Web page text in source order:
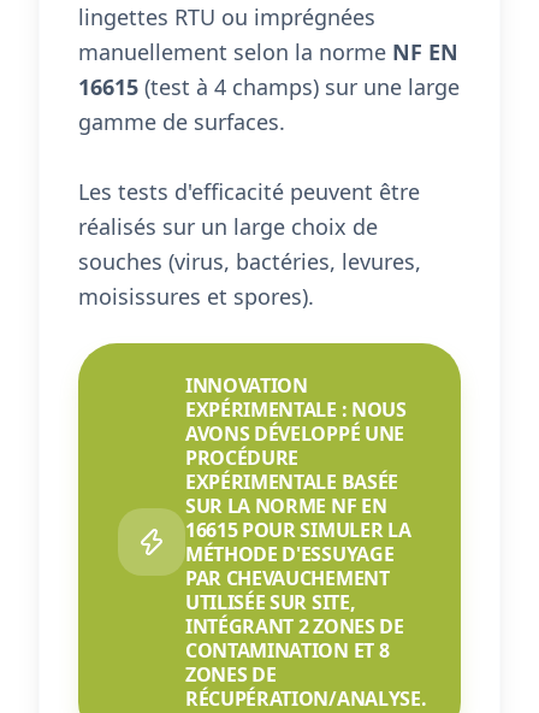
lingettes RTU ou imprégnées
manuellement selon la norme NF EN
16615 (test à 4 champs) sur une large
gamme de surfaces.
Les tests d'efficacité peuvent être
réalisés sur un large choix de
souches (virus, bactéries, levures,
moisissures et spores).
INNOVATION
EXPÉRIMENTALE : NOUS
AVONS DÉVELOPPÉ UNE
PROCÉDURE
EXPÉRIMENTALE BASÉE
SUR LA NORME NF EN
16615 POUR SIMULER LA
MÉTHODE D'ESSUYAGE
PAR CHEVAUCHEMENT
UTILISÉE SUR SITE,
INTÉGRANT 2 ZONES DE
CONTAMINATION ET 8
ZONES DE
RÉCUPÉRATION/ANALYSE.